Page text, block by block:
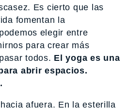
Es cierto que las
fomentan la
elegir entre
para crear más
todos. El yoga es una
abrir espacios.
afuera. En la esterilla